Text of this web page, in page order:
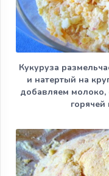
Кукуруза
и натертый на
добавляем молоко,